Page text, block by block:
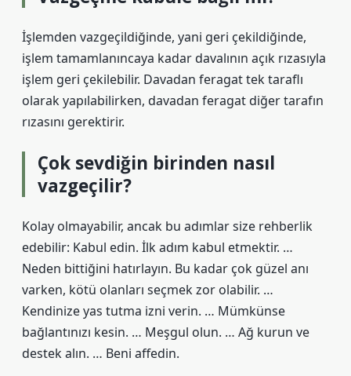
İşlemden vazgeçildiğinde, yani geri çekildiğinde,
işlem tamamlanıncaya kadar davalının açık rızasıyla
işlem geri çekilebilir. Davadan feragat tek taraflı
olarak yapılabilirken, davadan feragat diğer tarafın
rızasını gerektirir.
Çok sevdiğin birinden nasıl
vazgeçilir?
Kolay olmayabilir, ancak bu adımlar size rehberlik
edebilir: Kabul edin. İlk adım kabul etmektir. …
Neden bittiğini hatırlayın. Bu kadar çok güzel anı
varken, kötü olanları seçmek zor olabilir. …
Kendinize yas tutma izni verin. … Mümkünse
bağlantınızı kesin. … Meşgul olun. … Ağ kurun ve
destek alın. … Beni affedin.